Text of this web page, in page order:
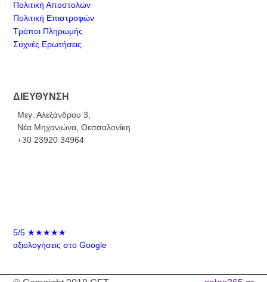
Πολιτική Αποστολών
Πολιτική Επιστροφών
Τρόποι Πληρωμής
Συχνές Ερωτήσεις
ΔΙΕΥΘΥΝΣΗ
Μεγ. Αλεξάνδρου 3,
Νέα Μηχανιώνα, Θεσσαλονίκη
+30 23920 34964
5/5 ★★★★★
αξιολογήσεις στο Google